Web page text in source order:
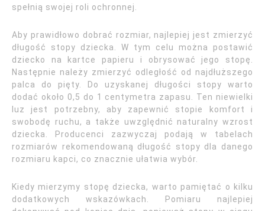
spełnią swojej roli ochronnej.
Aby prawidłowo dobrać rozmiar, najlepiej jest zmierzyć
długość stopy dziecka. W tym celu można postawić
dziecko na kartce papieru i obrysować jego stopę.
Następnie należy zmierzyć odległość od najdłuższego
palca do pięty. Do uzyskanej długości stopy warto
dodać około 0,5 do 1 centymetra zapasu. Ten niewielki
luz jest potrzebny, aby zapewnić stopie komfort i
swobodę ruchu, a także uwzględnić naturalny wzrost
dziecka. Producenci zazwyczaj podają w tabelach
rozmiarów rekomendowaną długość stopy dla danego
rozmiaru kapci, co znacznie ułatwia wybór.
Kiedy mierzymy stopę dziecka, warto pamiętać o kilku
dodatkowych wskazówkach. Pomiaru najlepiej